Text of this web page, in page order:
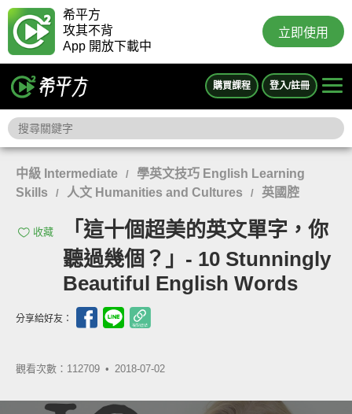
希平方
攻其不背
App 開放下載中
立即使用
購買課程 登入/註冊
中級 Intermediate /
學英文技巧 English Learning
Skills
/ 人文 Humanities and Cultures / 英國腔
收藏
「這十個超美的英文單字，你
聽過幾個？」- 10 Stunningly
Beautiful English Words
分享給好友：
觀看次數：112709 • 2018-07-02